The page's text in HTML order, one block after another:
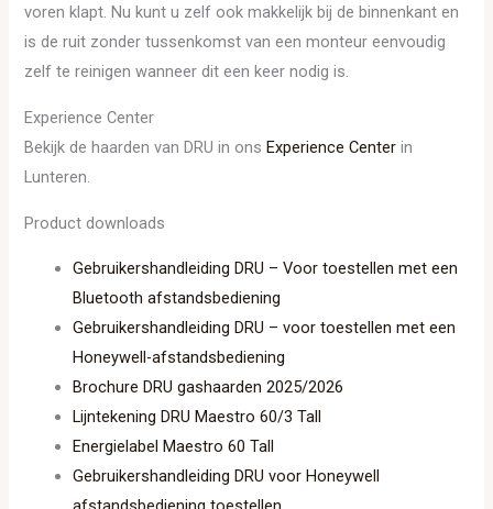
voren klapt. Nu kunt u zelf ook makkelijk bij de binnenkant en
is de ruit zonder tussenkomst van een monteur eenvoudig
zelf te reinigen wanneer dit een keer nodig is.
Experience Center
Bekijk de haarden van DRU in onsExperience Center in
Lunteren.
Product downloads
Gebruikershandleiding DRU – Voor toestellen met een
Bluetooth afstandsbediening
Gebruikershandleiding DRU – voor toestellen met een
Honeywell-afstandsbediening
Brochure DRU gashaarden 2025/2026
Lijntekening DRU Maestro 60/3 Tall
Energielabel Maestro 60 Tall
Gebruikershandleiding DRU voor Honeywell